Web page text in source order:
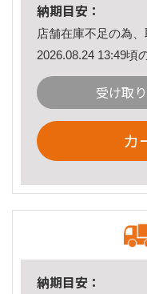
納期目安：
店舗在庫不足の為
2026.08.24 13:49頃
受け取
カ
納期目安：